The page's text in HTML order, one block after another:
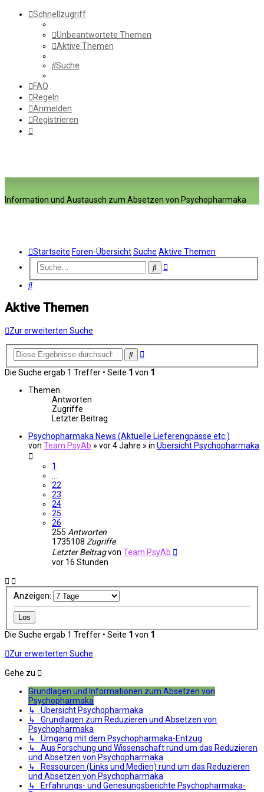
Schnellzugriff
Unbeantwortete Themen
Aktive Themen
Suche
FAQ
Regeln
Anmelden
Registrieren
Information und Austausch zum Absetzen von Psychopharmaka
Startseite Foren-ÜbersichtSuche Aktive Themen
SucheErweiterte
Suche
Aktive Themen
Zur erweiterten Suche
SucheErweiterte
Die Suche ergab 1 Treffer • Seite 1 von 1
Themen
Antworten
Zugriffe
Letzter Beitrag
Psychopharmaka News (Aktuelle Lieferengpässe etc.)
von Team PsyAb » vor 4 Jahre » in Übersicht Psychopharmaka
1
22
23
24
25
26
255 Antworten
1735108 Zugriffe
Letzter Beitragvon Team PsyAb
vor 16 Stunden
Anzeigen:
Die Suche ergab 1 Treffer • Seite 1 von 1
Zur erweiterten Suche
Gehe zu
Grundlagen und Informationen zum Absetzen von
Psychopharmaka
↳ Übersicht Psychopharmaka
↳ Grundlagen zum Reduzieren und Absetzen von
Psychopharmaka
↳ Umgang mit dem Psychopharmaka-Entzug
↳ Aus Forschung und Wissenschaft rund um das Reduzieren
und Absetzen von Psychopharmaka
↳ Ressourcen (Links und Medien) rund um das Reduzieren
und Absetzen von Psychopharmaka
↳ Erfahrungs- und Genesungsberichte Psychopharmaka-